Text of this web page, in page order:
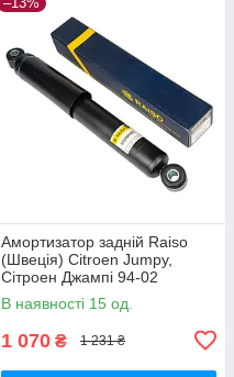
Амортизатор задній Raiso
(Швеція) Citroen Jumpy,
Сітроен Джампі 94-02
#RS280985 UAEQFLB17
В наявності 15 од.
1 070 ₴ 1 231 ₴